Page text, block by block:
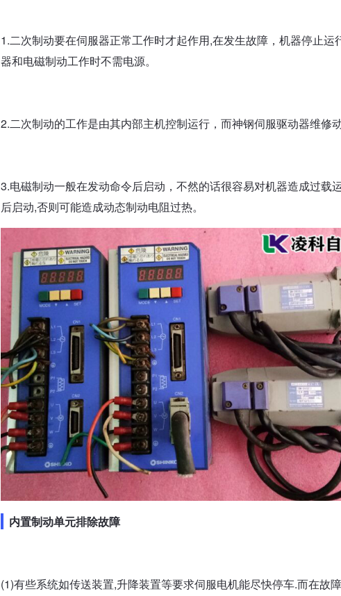
1.二次制动要在伺服器正常工作时才起作用,在发生故障，机器停止
器和电磁制动工作时不需电源。
2.二次制动的工作是由其内部主机控制运行，而神钢伺服驱动器维修
3.电磁制动一般在发动命令后启动，不然的话很容易对机器造成过载
后启动,否则可能造成动态制动电阻过热。
内置制动单元排除故障
(1)有些系统如传送装置,升降装置等要求伺服电机能尽快停车.而在故